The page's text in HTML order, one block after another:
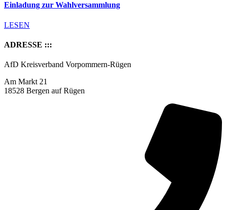
Einladung zur Wahlversammlung
LESEN
ADRESSE :::
AfD Kreisverband Vorpommern-Rügen
Am Markt 21
18528 Bergen auf Rügen